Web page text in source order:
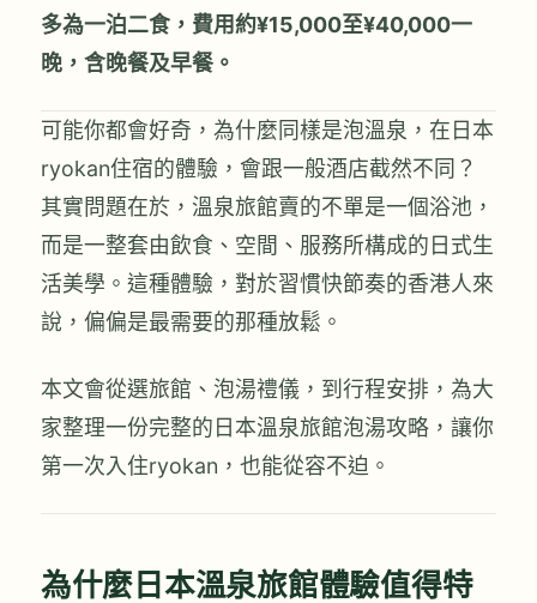
多為一泊二食，費用約¥15,000至¥40,000一
晚，含晚餐及早餐。
可能你都會好奇，為什麼同樣是泡溫泉，在日本
ryokan住宿的體驗，會跟一般酒店截然不同？
其實問題在於，溫泉旅館賣的不單是一個浴池，
而是一整套由飲食、空間、服務所構成的日式生
活美學。這種體驗，對於習慣快節奏的香港人來
說，偏偏是最需要的那種放鬆。
本文會從選旅館、泡湯禮儀，到行程安排，為大
家整理一份完整的日本溫泉旅館泡湯攻略，讓你
第一次入住ryokan，也能從容不迫。
為什麼日本溫泉旅館體驗值得特